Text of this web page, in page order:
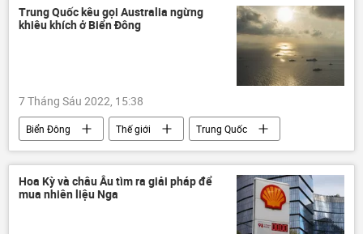
Hoa Kỳ
Trung Quốc kêu gọi Australia ngừng
khiêu khích ở Biển Đông
7 Tháng Sáu 2022, 15:38
Biển Đông Thế giới
Trung Quốc
Australia
tranh chấp
Vấn đề biển đảo
Hoàng Sa
máy bay
Hoa Kỳ và châu Âu tìm ra giải pháp để
mua nhiên liệu Nga